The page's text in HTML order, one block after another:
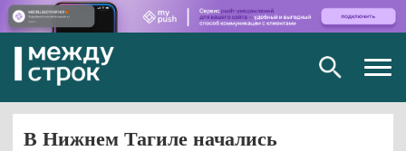
В Нижнем Тагиле начались